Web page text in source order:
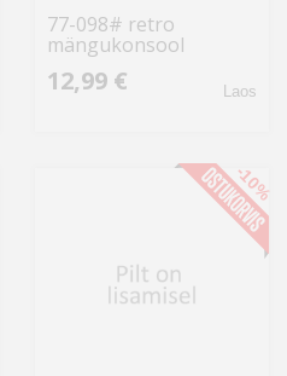
77-098# retro
mängukonsool
püstoliga
12,99 € Laos
-10%